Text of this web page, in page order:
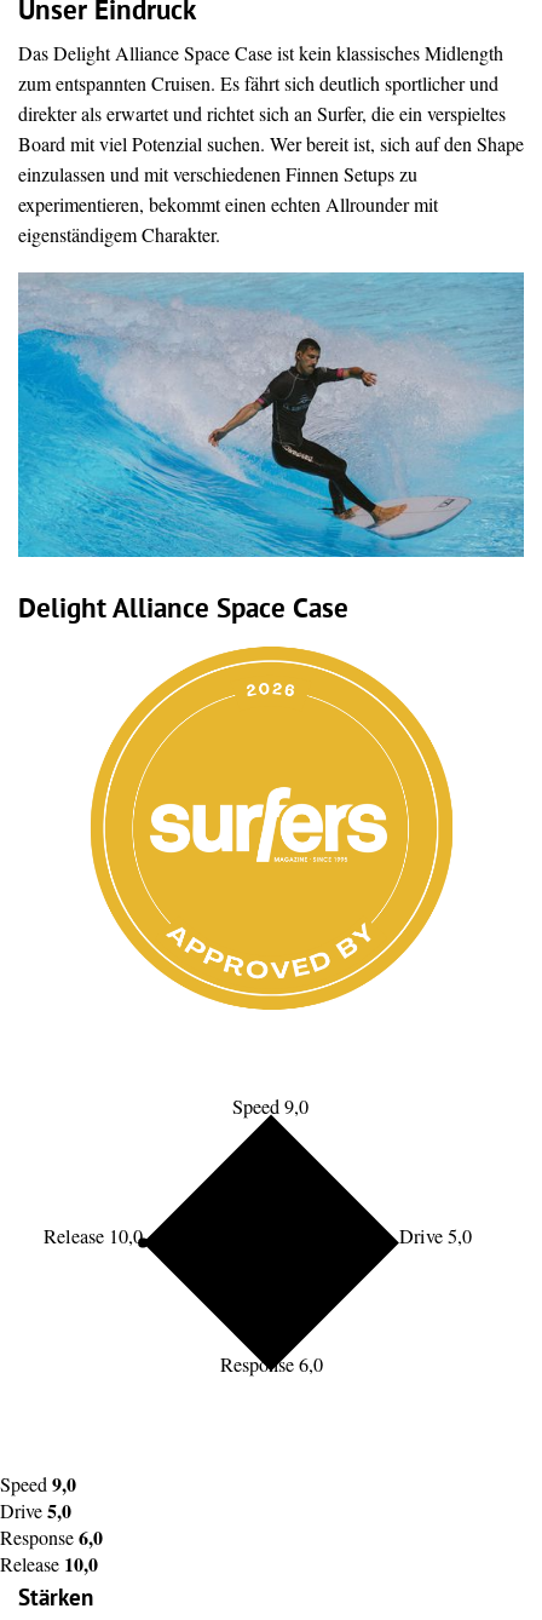
Unser Eindruck
Das Delight Alliance Space Case ist kein klassisches Midlength
zum entspannten Cruisen. Es fährt sich deutlich sportlicher und
direkter als erwartet und richtet sich an Surfer, die ein verspieltes
Board mit viel Potenzial suchen. Wer bereit ist, sich auf den Shape
einzulassen und mit verschiedenen Finnen Setups zu
experimentieren, bekommt einen echten Allrounder mit
eigenständigem Charakter.
Delight Alliance Space Case
Speed 9,0
Drive 5,0
Response 6,0
Release 10,0
Speed 9,0
Drive5,0
Response6,0
Release 10,0
Stärken